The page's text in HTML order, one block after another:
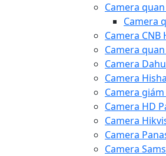
Camera
Camera
Camera CNB
Camera quan
Camera
Camera
Camera
Camera HD
Camera
Camera
Camera